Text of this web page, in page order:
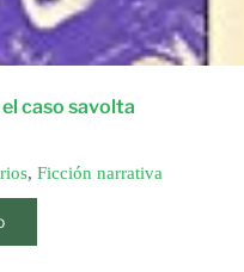
caso savolta
, Ficción narrativa